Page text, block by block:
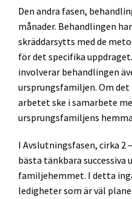
Den andra fasen,
månader. Behandlingen
skräddarsytts med de
för det specifika
involverar behandlingen
ursprungsfamiljen. Om
arbetet ske i samarbete
ursprungsfamiljens
I Avslutningsfasen, cirka 2
bästa tänkbara successiva
familjehemmet. I detta
ledigheter som är väl